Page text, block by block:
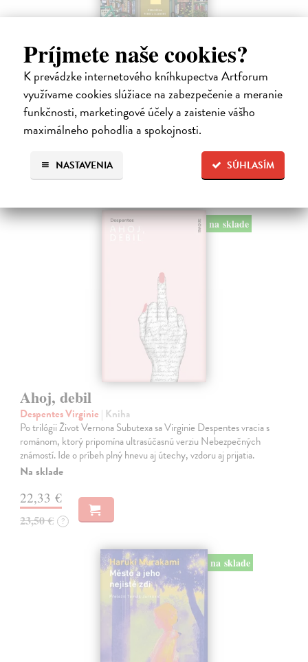
Príjmete naše cookies?
K prevádzke internetového kníhkupectva Artforum
využívame cookies slúžiace na zabezpečenie a meranie
funkčnosti, marketingové účely a zaistenie vášho
maximálneho pohodlia a spokojnosti.
SÚHLASÍM
NASTAVENIA
Dni v kníhkupectve Morisaki
Jagisawa Satoshi| Kniha
Dvadsaťpäťročná Takako si žila pomerne bezstarostne až do dňa, keď
jej priateľ Hideaki, za ktorého sa chcela vydať, len tak mimochodom
oznámi, že ju podvádza a žení sa s inou. Jej život sa zrazu rúca.
Na sklade
13,71 €
14,90 € ?
na sklade
Ahoj, debil
Despentes Virginie | Kniha
Po trilógii Život Vernona Subutexa sa Virginie Despentes vracia s
románom, ktorý pripomína ultrasúčasnú verziu Nebezpečných
známostí. Ide o príbeh plný hnevu aj útechy, vzdoru aj prijatia.
Na sklade
22,33 €
23,50 € ?
na sklade